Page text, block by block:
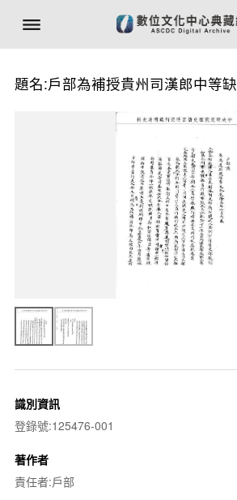
題名:戶部為補授貴州司漢郎中等缺
識別資訊
登錄號:125476-001
著作者
責任者:戶部